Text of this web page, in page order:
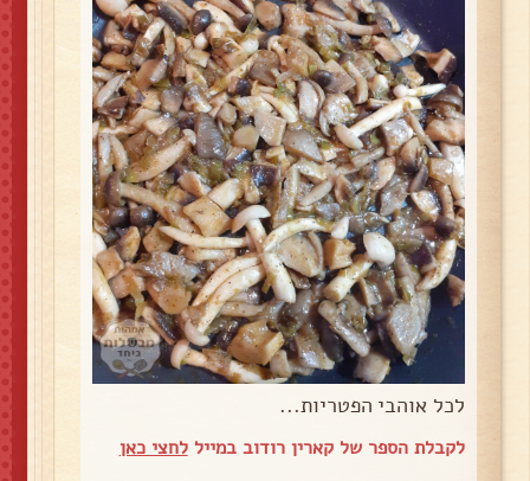
לכל אוהבי הפטריות...
לקבלת הספר של קארין רודוב במייללחצי כאן